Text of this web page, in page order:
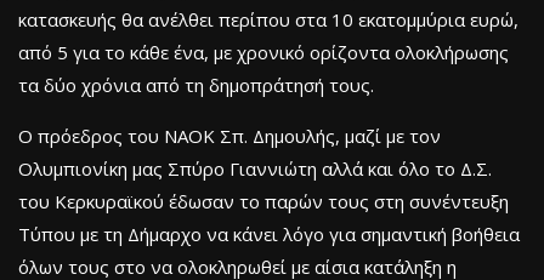
κατασκευής θα ανέλθει περίπου στα 10 εκατομμύρια ευρώ,
από 5 για το κάθε ένα, με χρονικό ορίζοντα ολοκλήρωσης
τα δύο χρόνια από τη δημοπράτησή τους.
Ο πρόεδρος του ΝΑΟΚ Σπ. Δημουλής, μαζί με τον
Ολυμπιονίκη μας Σπύρο Γιαννιώτη αλλά και όλο το Δ.Σ.
του Κερκυραϊκού έδωσαν το παρών τους στη συνέντευξη
Τύπου με τη Δήμαρχο να κάνει λόγο για σημαντική βοήθεια
όλων τους στο να ολοκληρωθεί με αίσια κατάληξη η